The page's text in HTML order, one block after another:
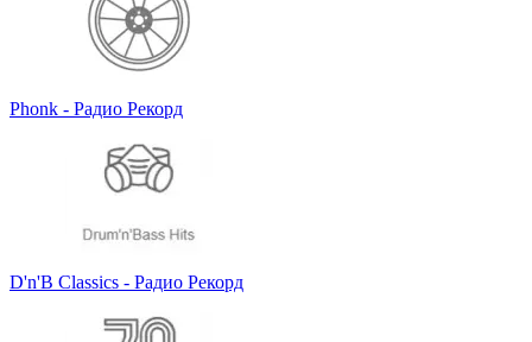
Phonk - Радио Рекорд
D'n'B Classics - Радио Рекорд